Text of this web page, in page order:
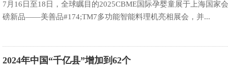
7月16日至18日，全球瞩目的2025CBME国际孕婴童展于上海国家
磅新品——美善品#174;TM7多功能智能料理机亮相展会，并...
2024年中国“千亿县”增加到62个